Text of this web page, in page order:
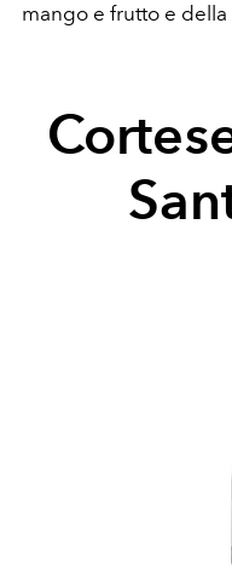
mango e frutto e della